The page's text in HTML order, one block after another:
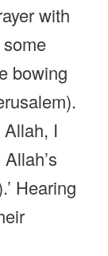
with
bowing
I
Hearing